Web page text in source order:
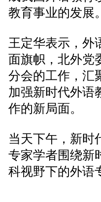
教育事业的发展。
王定华表示，外
面旗帜，北外党
分会的工作，汇
加强新时代外语
作的新局面。
当天下午，新时
专家学者围绕新
科视野下的外语